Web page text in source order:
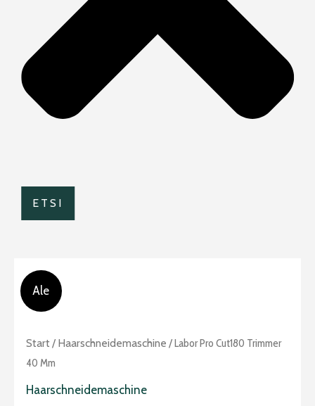
Ale
Start/ Haarschneidemaschine / Labor Pro Cut180 Trimmer
40 Mm
Haarschneidemaschine
Ursprünglicher
war:
Aktueller
ist:
Labor
Pro
Cut180
ETSI